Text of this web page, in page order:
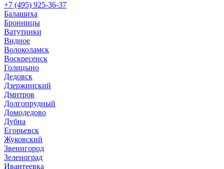
+7 (495) 925-36-37
Балашиха
Бронницы
Ватутинки
Видное
Волоколамск
Воскресенск
Голицыно
Дедовск
Дзержинский
Дмитров
Долгопрудный
Домодедово
Дубна
Егорьевск
Жуковский
Звенигород
Зеленоград
Ивантеевка